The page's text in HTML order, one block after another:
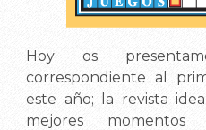
Hoy os
correspondiente al
este año; la revista
mejores